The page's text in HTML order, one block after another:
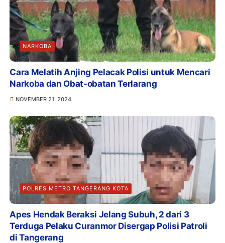
NARKOBA
Cara Melatih Anjing Pelacak Polisi untuk Mencari
Narkoba dan Obat-obatan Terlarang
NOVEMBER 21, 2024
POLRES METRO TANGERANG KOTA
Apes Hendak Beraksi Jelang Subuh, 2 dari 3
Terduga Pelaku Curanmor Disergap Polisi Patroli
di Tangerang